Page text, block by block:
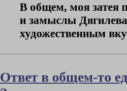
В общем, моя затея
и замыслы
художественным
Ответ в общем-то